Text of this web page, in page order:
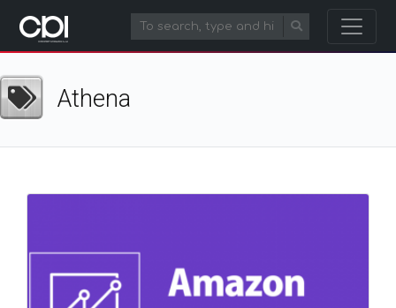
Athena